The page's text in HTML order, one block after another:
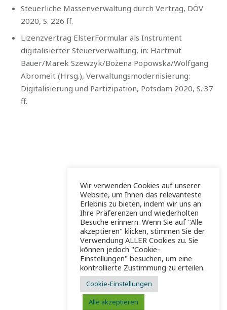
Steuerliche Massenverwaltung durch Vertrag, DÖV
2020, S. 226 ff.
Lizenzvertrag ElsterFormular als Instrument
digitalisierter Steuerverwaltung, in: Hartmut
Bauer/Marek Szewzyk/Bożena Popowska/Wolfgang
Abromeit (Hrsg.), Verwaltungsmodernisierung:
Digitalisierung und Partizipation, Potsdam 2020, S. 37
ff.
Wir verwenden Cookies auf unserer
Website, um Ihnen das relevanteste
Erlebnis zu bieten, indem wir uns an
Ihre Präferenzen und wiederholten
Besuche erinnern. Wenn Sie auf "Alle
akzeptieren" klicken, stimmen Sie der
Verwendung ALLER Cookies zu. Sie
können jedoch "Cookie-
Einstellungen" besuchen, um eine
kontrollierte Zustimmung zu erteilen.
Cookie-Einstellungen
Alle akzeptieren